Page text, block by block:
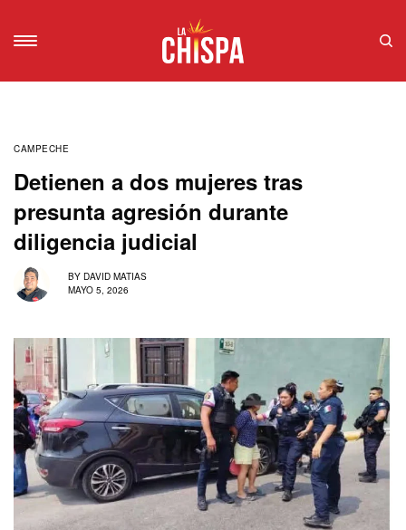
CAMPECHE
Detienen a dos mujeres tras
presunta agresión durante
diligencia judicial
BY DAVID MATIAS
MAYO 5, 2026